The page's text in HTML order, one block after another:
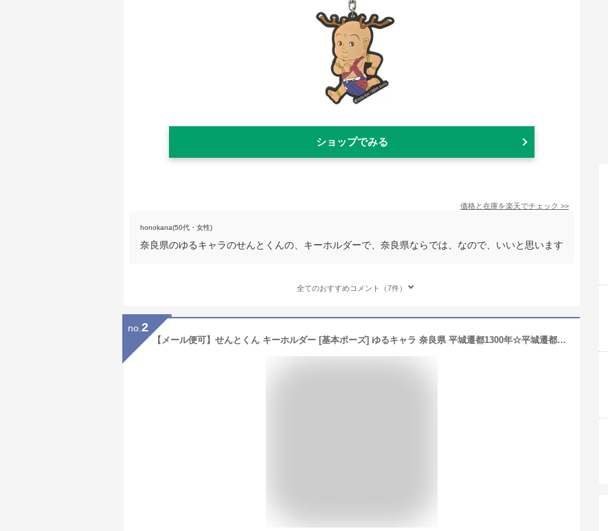
ショップでみる
価格と在庫を楽天でチェック >>
honokana(50代・女性)
奈良県のゆるキャラのせんとくんの、キーホルダーで、奈良県ならでは、なので、いいと思います
全てのおすすめコメント（7件）
no. 2
【メール便可】せんとくん キーホルダー [基本ポーズ] ゆるキャラ 奈良県 平城遷都1300年☆平城遷都1300年記念事業公認品☆